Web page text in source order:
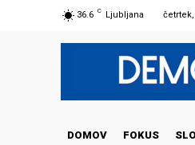
36.6 C Ljubljana četrtek,
DOMOV FOKUS